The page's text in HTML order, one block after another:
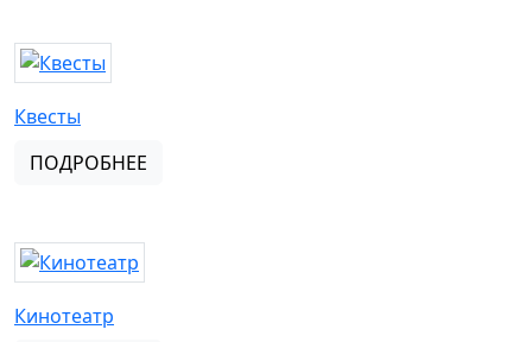
Квесты
ПОДРОБНЕЕ
Кинотеатр